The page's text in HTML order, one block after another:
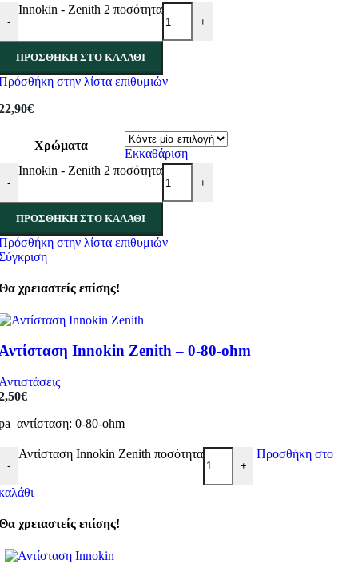
-
Innokin - Zenith 2 ποσότητα
+
ΠΡΟΣΘΉΚΗ ΣΤΟ ΚΑΛΆΘΙ
στην λίστα επιθυμιών
€
Χρώματα
Εκκαθάριση
-
Innokin - Zenith 2 ποσότητα
+
ΠΡΟΣΘΉΚΗ ΣΤΟ ΚΑΛΆΘΙ
στην λίστα επιθυμιών
χρειαστείς επίσης!
Innokin Zenith – 0-80-ohm
€
0-80-ohm
-
Αντίσταση Innokin Zenith ποσότητα
+
Προσθήκη στο
χρειαστείς επίσης!